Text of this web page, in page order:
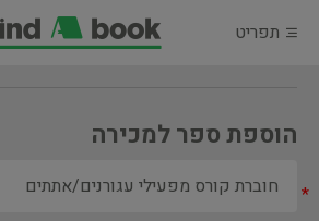
תפריט
הוספת ספר למכירה
*